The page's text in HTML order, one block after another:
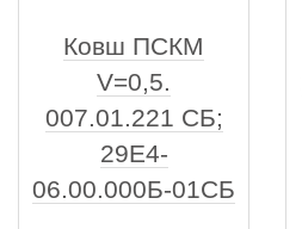
Ковш ПСКМ
V=0,5.
007.01.221 СБ;
29Е4-
06.00.000Б-01СБ